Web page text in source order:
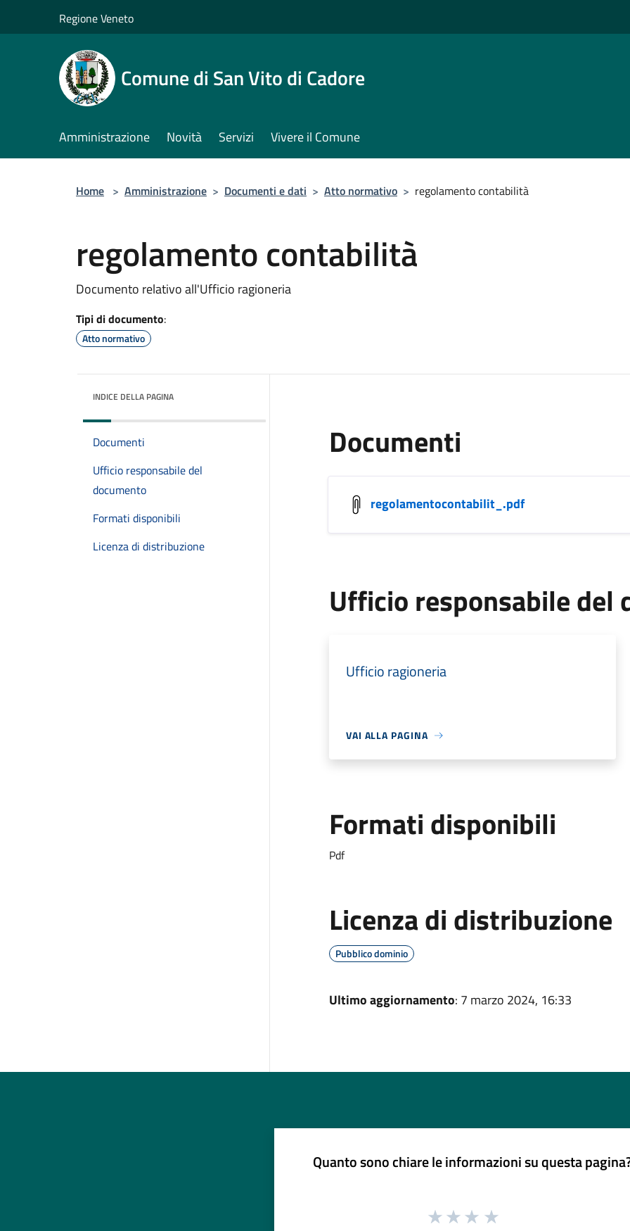
Regione Veneto
Comune di San Vito di Cadore
Amministrazione Novità Servizi Vivere il Comune
Home > Amministrazione > Documenti e dati > Atto normativo > regolamento contabilità
regolamento contabilità
Documento relativo all'Ufficio ragioneria
Tipi di documento:
Atto normativo
INDICE DELLA PAGINA
Documenti
Ufficio responsabile del
documento
Formati disponibili
Licenza di distribuzione
Documenti
regolamentocontabilit_.pdf
Ufficio responsabile del
Ufficio ragioneria
VAI ALLA PAGINA
Formati disponibili
Pdf
Licenza di distribuzione
Pubblico dominio
Ultimo aggiornamento: 7 marzo 2024, 16:33
Quanto sono chiare le informazioni su questa